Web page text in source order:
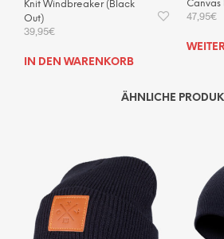
Knit Windbreaker (Black
Out)
39,95€
IN DEN WARENKORB
Canvas
47,95€
ÄHNLICHE